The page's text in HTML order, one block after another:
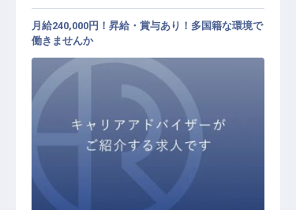
フロント / 正社員
月給240,000円！昇給・賞与あり！多国籍な環境で
働きませんか